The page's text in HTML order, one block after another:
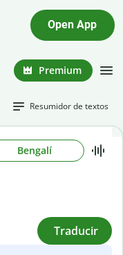
Open App
Premium
Resumidor de textos
Bengalí
Traducir